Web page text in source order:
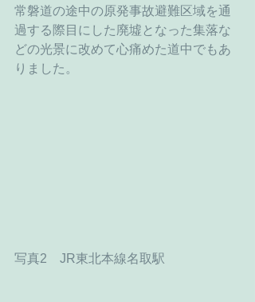
常磐道の途中の原発事故避難区域を通
過する際目にした廃墟となった集落な
どの光景に改めて心痛めた道中でもあ
りました。
写真2　JR東北本線名取駅